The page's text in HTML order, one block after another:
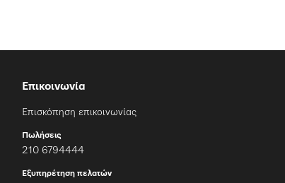
Επικοινωνία
Επισκόπηση επικοινωνίας
Πωλήσεις
210 6794444
Εξυπηρέτηση πελατών